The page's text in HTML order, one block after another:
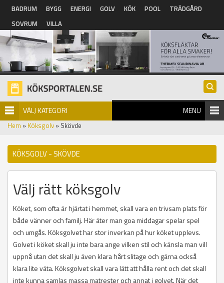
Hoppa till huvudinnehåll
BADRUM BYGG ENERGI GOLV KÖK POOL
TRÄDGÅRD
SOVRUM
VILLA
VÄLJ KATEGORI MENU
Hem » Köksgolv » Skövde
KÖKSGOLV - SKÖVDE
Välj rätt köksgolv
Köket, som ofta är hjärtat i hemmet, skall vara en trivsam plats för
både vänner och familj. Här äter man goa middagar spelar spel
och umgås. Köksgolvet har stor inverkan på hur köket upplevs.
Golvet i köket skall ju inte bara ange vilken stil och känsla man vill
uppnå utan det skall ju även klara hårt slitage och gärna också
klara lite väta. Köksgolvet skall vara lätt att hålla rent och det skall
inte kunna samlas massa matrester och annat i golvet. När det